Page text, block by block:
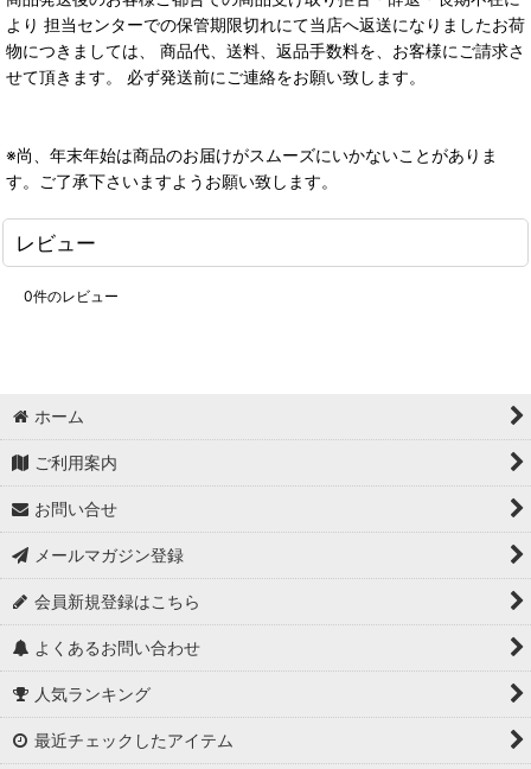
より 担当センターでの保管期限切れにて当店へ返送になりましたお荷
物につきましては、 商品代、送料、返品手数料を、お客様にご請求さ
せて頂きます。 必ず発送前にご連絡をお願い致します。
※尚、年末年始は商品のお届けがスムーズにいかないことがありま
す。ご了承下さいますようお願い致します。
レビュー
0件のレビュー
ホーム
ご利用案内
お問い合せ
メールマガジン登録
会員新規登録はこちら
よくあるお問い合わせ
人気ランキング
最近チェックしたアイテム